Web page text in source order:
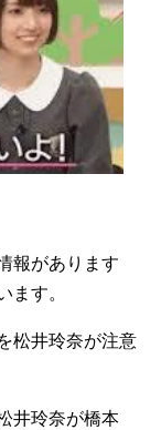
報があります
ます。
松井玲奈が注意
井玲奈が橋本